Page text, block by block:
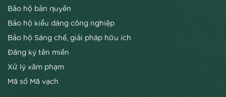
Bảo hộ bản quyền
Bảo hộ kiểu dáng công nghiệp
Bảo hộ Sáng chế, giải pháp hữu ích
Đăng ký tên miền
Xử lý xâm phạm
Mã số Mã vạch